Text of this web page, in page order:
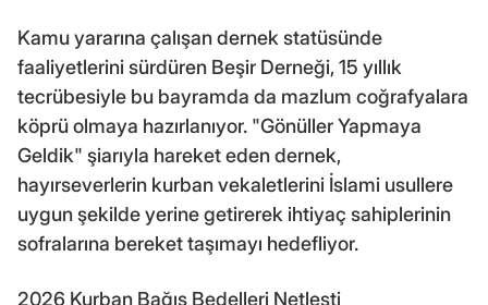
Kamu yararına çalışan dernek statüsünde
faaliyetlerini sürdüren Beşir Derneği, 15 yıllık
tecrübesiyle bu bayramda da mazlum coğrafyalara
köprü olmaya hazırlanıyor. "Gönüller Yapmaya
Geldik" şiarıyla hareket eden dernek,
hayırseverlerin kurban vekaletlerini İslami usullere
uygun şekilde yerine getirerek ihtiyaç sahiplerinin
sofralarına bereket taşımayı hedefliyor.
2026 Kurban Bağış Bedelleri Netleşti